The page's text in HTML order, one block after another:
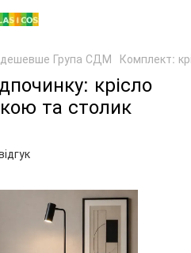
Група СДМ Комплект:
крісло
та столик